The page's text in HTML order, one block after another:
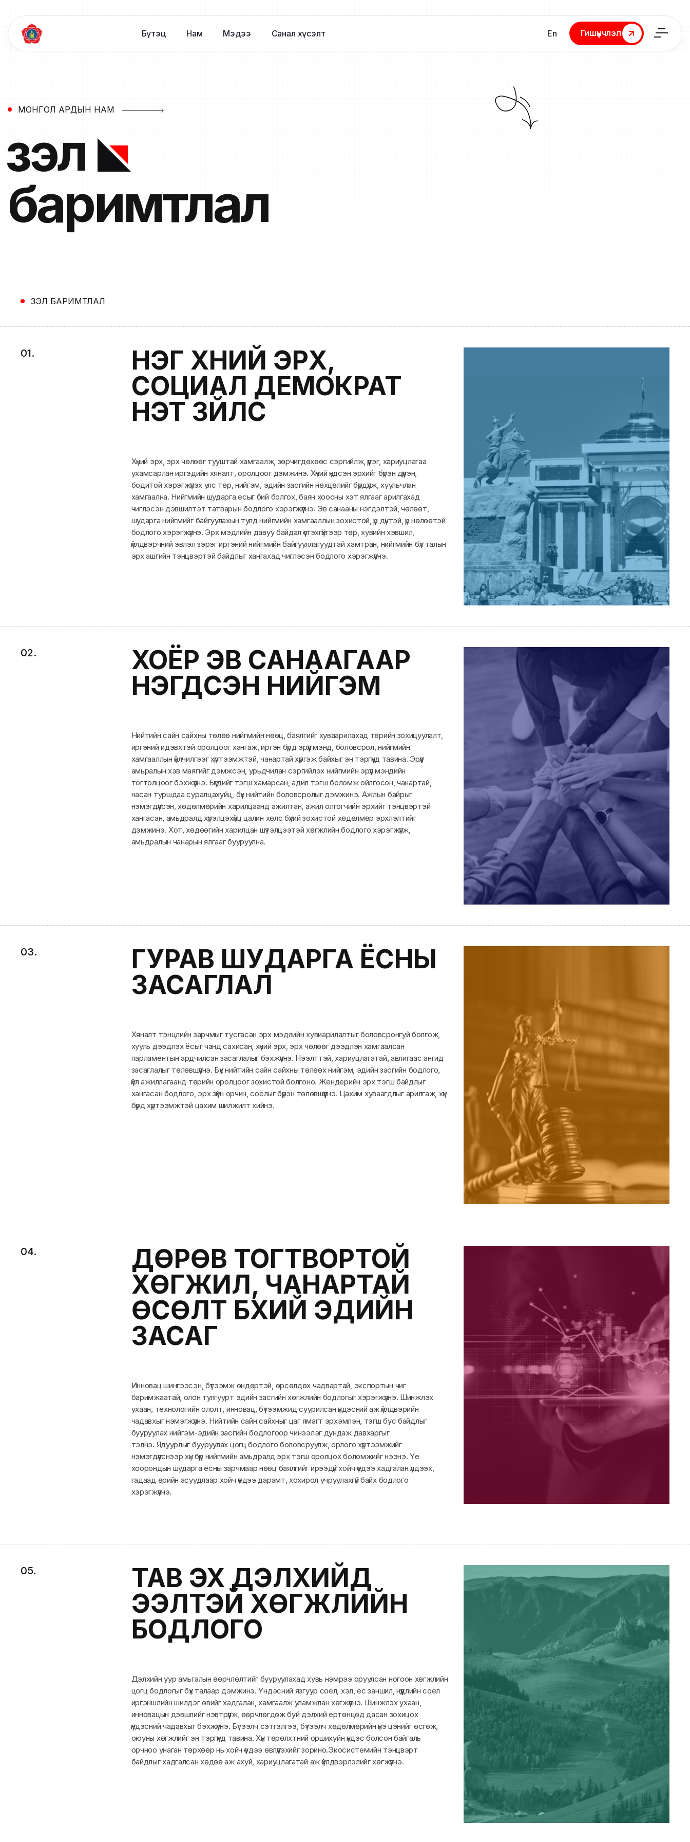
Бүтэц Нам Мэдээ Санал хүсэлт En
Гишүүнчлэл
Гишүүнчлэл
МОНГОЛ АРДЫН НАМ
Үзэл
баримтлал
ҮЗЭЛ БАРИМТЛАЛ
01.
НЭГ ХҮНИЙ ЭРХ,
СОЦИАЛ ДЕМОКРАТ
ҮНЭТ ЗҮЙЛС
Хүний эрх, эрх чөлөөг тууштай хамгаалж, зөрчигдөхөөс сэргийлж, үүрэг, хариуцлагаа
ухамсарлан иргэдийн хяналт, оролцоог дэмжинэ. Хүний үндсэн эрхийг бүрэн дүүрэн,
бодитой хэрэгжүүлэх улс төр, нийгэм, эдийн засгийн нөхцөлийг бүрдүүлж, хуульчлан
хамгаална. Нийгмийн шударга ёсыг бий болгох, баян хоосны хэт ялгааг арилгахад
чиглэсэн дэвшилтэт татварын бодлого хэрэгжүүлнэ. Эв санааны нэгдэлтэй, чөлөөт,
шударга нийгмийг байгуулахын тулд нийгмийн хамгааллын зохистой, үр дүнтэй, үр нөлөөтэй
бодлого хэрэгжүүлнэ. Эрх мэдлийн давуу байдал үүсгэхгүйгээр төр, хувийн хэвшил,
үйлдвэрчний эвлэл зэрэг иргэний нийгмийн байгууллагуудтай хамтран, нийгмийн бүх талын
эрх ашгийн тэнцвэртэй байдлыг хангахад чиглэсэн бодлого хэрэгжүүлнэ.
02.
ХОЁР ЭВ САНААГААР
НЭГДСЭН НИЙГЭМ
Нийтийн сайн сайхны төлөө нийгмийн нөөц, баялгийг хуваарилахад төрийн зохицуулалт,
иргэний идэвхтэй оролцоог хангаж, иргэн бүрд эрүүл мэнд, боловсрол, нийгмийн
хамгааллын үйлчилгээг хүртээмжтэй, чанартай хүргэж байхыг эн тэргүүнд тавина. Эрүүл
амьралын хэв маягийг дэмжсэн, урьдчилан сэргийлэх нийгмийн эрүүл мэндийн
тогтолцоог бэхжүүлнэ. Бүгдийг тэгш хамарсан, адил тэгш боломж ойлгосон, чанартай,
насан туршдаа суралцахуйц, бүх нийтийн боловсролыг дэмжинэ. Ажлын байрыг
нэмэгдүүлсэн, хөдөлмөрийн харилцаанд ажилтан, ажил олгогчийн эрхийг тэнцвэртэй
хангасан, амьдралд хүрэлцэхүйц цалин хөлс бүхий зохистой хөдөлмөр эрхлэлтийг
дэмжинэ. Хот, хөдөөгийн харилцан шүтэлцээтэй хөгжлийн бодлого хэрэгжүүлж,
амьдралын чанарын ялгааг бууруулна.
03.
ГУРАВ ШУДАРГА ЁСНЫ
ЗАСАГЛАЛ
Хяналт тэнцлийн зарчмыг тусгасан эрх мэдлийн хувиарилалтыг боловсронгуй болгож,
хууль дээдлэх ёсыг чанд сахисан, хүний эрх, эрх чөлөөг дээдлэн хамгаалсан
парламентын ардчилсан засаглалыг бэхжүүлнэ. Нээлттэй, хариуцлагатай, авлигаас ангид
засаглалыг төлөвшүүлнэ. Бүх нийтийн сайн сайхны төлөөх нийгэм, эдийн засгийн бодлого,
үйл ажиллагаанд төрийн оролцоог зохистой болгоно. Жендерийн эрх тэгш байдлыг
хангасан бодлого, эрх зүйн орчин, соёлыг бүрэн төлөвшүүлнэ. Цахим хуваагдлыг арилгаж, хүн
бүрд хүртээмжтэй цахим шилжилт хийнэ.
04.
ДӨРӨВ ТОГТВОРТОЙ
ХӨГЖИЛ, ЧАНАРТАЙ
ӨСӨЛТ БҮХИЙ ЭДИЙН
ЗАСАГ
Инновац шингээсэн, бүтээмж өндөртэй, өрсөлдөх чадвартай, экспортын чиг
баримжаатай, олон тулгуурт эдийн засгийн хөгжлийн бодлогыг хэрэгжүүлнэ. Шинжлэх
ухаан, технологийн ололт, инновац, бүтээмжид суурилсан үндэсний аж үйлдвэрийн
чадавхыг нэмэгжүүлнэ. Нийтийн сайн сайхныг цаг ямагт эрхэмлэн, тэгш бус байдлыг
бууруулах нийгэм-эдийн засгийн бодлогоор чинээлэг дундаж давхаргыг
тэлнэ. Ядуурлыг бууруулах цогц бодлого боловсруулж, орлого хүртээмжийг
нэмэгдүүлснээр хүн бүр нийгмийн амьдралд эрх тэгш оролцох боломжийг нээнэ. Үе
хоорондын шударга ёсны зарчмаар нөөц баялгийг ирээдүй хойч үедээ хадгалан үлдээх,
гадаад өрийн асуудлаар хойч үедээ дарамт, хохирол учруулахгүй байх бодлого
хэрэгжүүлнэ.
05.
ТАВ ЭХ ДЭЛХИЙД
ЭЭЛТЭЙ ХӨГЖЛИЙН
БОДЛОГО
Дэлхийн уур амьгалын өөрчлөлтийг бууруулахад хувь нэмрээ оруулсан ногоон хөгжлийн
цогц бодлогыг бүх талаар дэмжинэ. Үндэсний язгуур соёл, хэл, ёс заншил, нүүдлийн соёл
иргэншлийн шилдэг өвийг хадгалан, хамгаалж уламжлан хөгжүүлнэ. Шинжлэх ухаан,
инновацын дэвшлийг нэвтрүүлж, өөрчлөгдөж буй дэлхий ертөнцөд дасан зохицох
үндэсний чадавхыг бэхжүүлнэ. Бүтээлч сэтгэлгээ, бүтээлч хөдөлмөрийн үнэ цэнийг өсгөж,
оюуны хөгжлийг эн тэргүүнд тавина. Хүн төрөлхтний оршихуйн үндэс болсон байгаль
орчноо унаган төрхөөр нь хойч үедээ өвлүүлэхийг зорино.Экосистемийн тэнцвэрт
байдлыг хадгалсан хөдөө аж ахуй, хариуцлагатай аж үйлдвэрлэлийг хөгжүүлнэ.